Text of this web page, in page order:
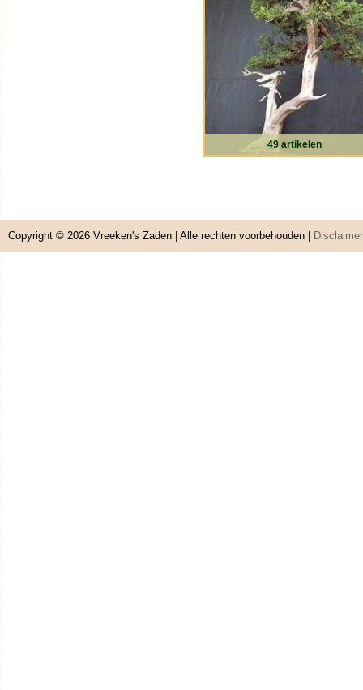
49 artikelen
Copyright © 2026 Vreeken's Zaden | Alle rechten voorbehouden | Disclaimer